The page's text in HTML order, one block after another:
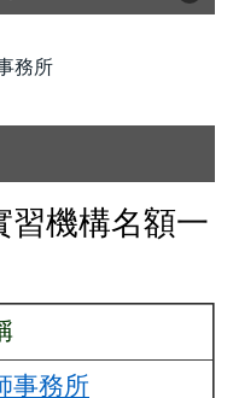
習專區
載
務所
習機構名額一
事務所